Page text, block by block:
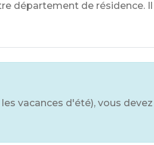
département de résidence. Il
vacances d'été), vous devez